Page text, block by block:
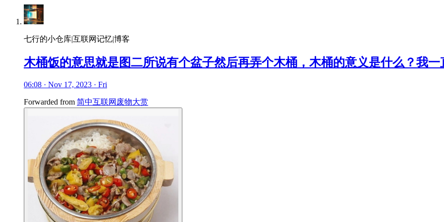
七行的小仓库|互联网记忆|博客
木桶饭的意思就是图二所说有个盆子然后再弄个木桶，木桶的意义是什么？我一
06:08 · Nov 17, 2023 · Fri
Forwarded from 简中互联网废物大赏